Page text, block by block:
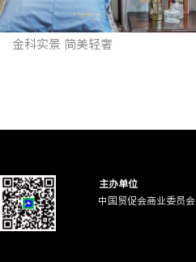
金科实景 简美轻奢
主办单位
中国贸促会商业委员会